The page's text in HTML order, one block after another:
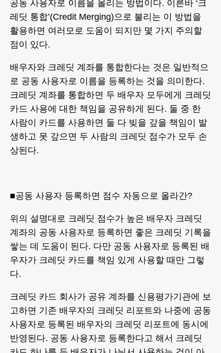
공동 사용자로 이름을 올리는 방법이다. 이른바 ‘크
레딧 통합’(Credit Merging)으로 불리는 이 방법을
활용하면 여러모로 도움이 되지만 몇 가지 주의할
점이 있다.
배우자와 크레딧 계좌를 통합한다는 것은 일반적으
로 공동 사용자로 이름을 등록하는 것을 의미한다.
크레딧 계좌를 통합하면 두 배우자 모두에게 크레딧
카드 사용에 대한 책임을 공유하게 된다. 둘 중 한
사람이 카드를 사용하면 둘 다 빚을 갚을 책임이 발
생하고 못 갚으면 두 사람의 크레딧 점수가 모두 손
상된다.
■공동 사용자 등록하면 점수 자동으로 올라간?
위의 설명대로 크레딧 점수가 높은 배우자 크레딧
계좌의 공동 사용자로 등록하면 좋은 크레딧 기록을
쌓는 데 도움이 된다. 다만 공동 사용자로 등록된 배
우자가 크레딧 카드를 책임 있게 사용할 때만 그렇
다.
크레딧 카드 회사가 공유 계좌를 신용평가기관에 보
고하면 기존 배우자의 크레딧 리포트와 나중에 공동
사용자로 등록된 배우자의 크레딧 리포트에 동시에
반영된다. 공동 사용자로 등록한다고 해서 크레딧